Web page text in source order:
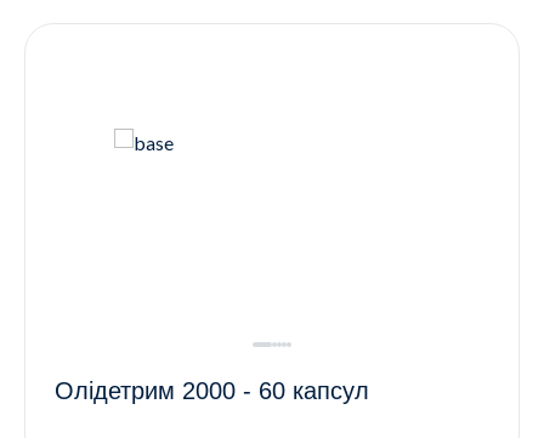
Гінекологія
Олідетрим 2000 - 60 капсул